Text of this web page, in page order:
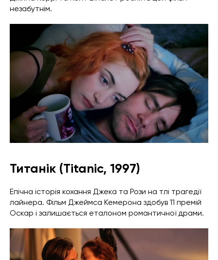
незабутнім.
Титанік (Titanic, 1997)
Епічна історія кохання Джека та Рози на тлі трагедії
лайнера. Фільм Джеймса Кемерона здобув 11 премій
Оскар і залишається еталоном романтичної драми.